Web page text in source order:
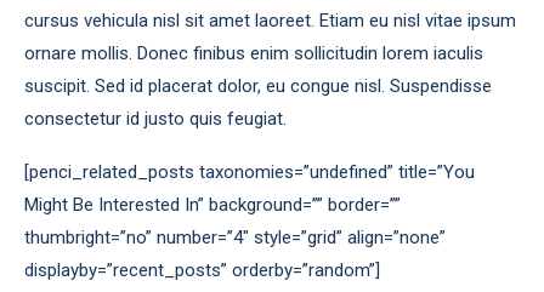
cursus vehicula nisl sit amet laoreet. Etiam eu nisl vitae ipsum
ornare mollis. Donec finibus enim sollicitudin lorem iaculis
suscipit. Sed id placerat dolor, eu congue nisl. Suspendisse
consectetur id justo quis feugiat.
[penci_related_posts taxonomies=”undefined” title=”You
Might Be Interested In” background=”” border=””
thumbright=”no” number=”4″ style=”grid” align=”none”
displayby=”recent_posts” orderby=”random”]